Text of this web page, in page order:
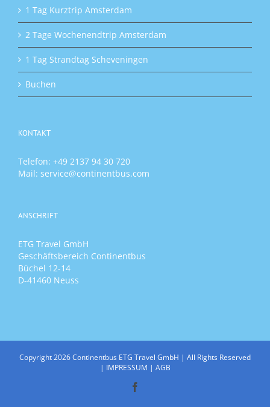
1 Tag Kurztrip Amsterdam
2 Tage Wochenendtrip Amsterdam
1 Tag Strandtag Scheveningen
Buchen
KONTAKT
Telefon: +49 2137 94 30 720
Mail: service@continentbus.com
ANSCHRIFT
ETG Travel GmbH
Geschäftsbereich Continentbus
Büchel 12-14
D-41460 Neuss
Copyright2026Continentbus ETG Travel GmbH | All Rights Reserved
| IMPRESSUM | AGB